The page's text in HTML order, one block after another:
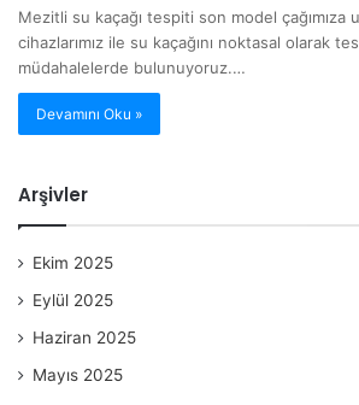
Mezitli su kaçağı tespiti son model çağımıza
cihazlarımız ile su kaçağını noktasal olarak
müdahalelerde bulunuyoruz.…
Devamını Oku »
Arşivler
Ekim 2025
Eylül 2025
Haziran 2025
Mayıs 2025